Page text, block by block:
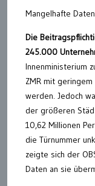
Mangelhafte
Die
245.000
Innenministerium
ZMR mit
werden. Jedoch
der größeren
10,62 Millionen
die Türnummer
zeigte sich der
Daten an sie